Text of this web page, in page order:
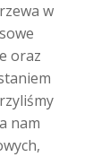
w
oraz
nam